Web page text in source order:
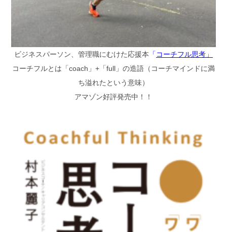
ビジネスパーソン、管理職にむけた応援本 「 コーチフル思考」
コーチフルとは「coach」+「full」の造語（コーチマインドに満
ち溢れたという意味）
アマゾン好評発売中！！